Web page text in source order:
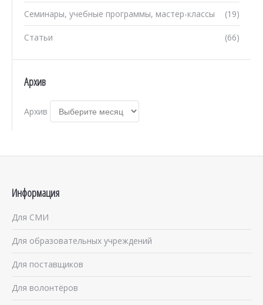
(19)
Семинары, учебные программы, мастер-классы
(66)
Статьи
Архив
Архив
Информация
Для СМИ
Для образовательных учреждений
Для поставщиков
Для волонтёров